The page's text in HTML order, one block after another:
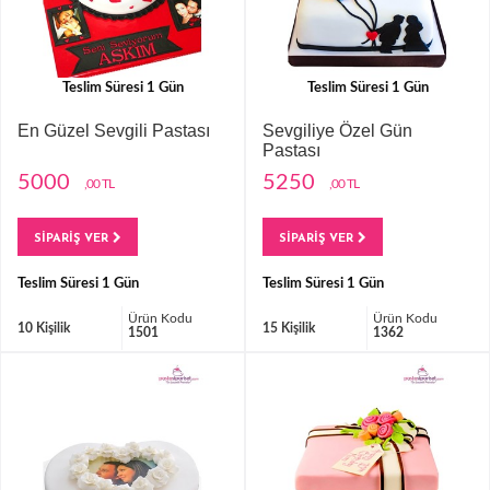
Teslim Süresi 1 Gün
En Güzel Sevgili Pastası
5000 ,00 TL
SİPARİŞ VER
Teslim Süresi 1 Gün
10 Kişilik
Ürün Kodu
1501
Teslim Süresi 1 Gün
Sevgiliye Özel Gün
Pastası
5250 ,00 TL
SİPARİŞ VER
Teslim Süresi 1 Gün
15 Kişilik
Ürün Kodu
1362